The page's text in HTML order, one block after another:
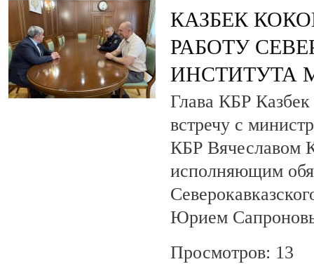
КАЗБЕК
РАБОТУ
ИНСТИТУТА
Глава КБР
встречу с
КБР Вячеславом
исполняющим
Юрием
Просмотров: 13